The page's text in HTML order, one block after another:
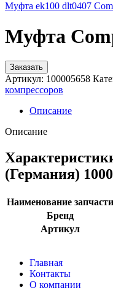
Муфта ek100 dlt0407
Муфта
Заказать
Артикул: 100005658
компрессоров
Описание
Описание
(Германия)
Наименование запчасти
Бренд
Артикул
Главная
Контакты
О компании